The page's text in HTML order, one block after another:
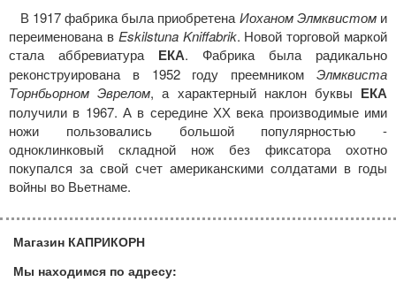
В 1917 фабрика была приобретена Иоханом Элмквистоми
переименована вEskilstuna Kniffabrik. Новой торговой маркой
стала аббревиатураЕКА. Фабрика была радикально
реконструирована в 1952 году преемником Элмквиста
Торнбьорном Эврелом, а характерный наклон буквы ЕКА
получили в 1967. А в середине ХХ века производимые ими
ножи пользовались большой популярностью -
одноклинковый складной нож без фиксатора охотно
покупался за свой счет американскими солдатами в годы
войны во Вьетнаме.
Магазин КАПРИКОРН
Мы находимся по адресу: